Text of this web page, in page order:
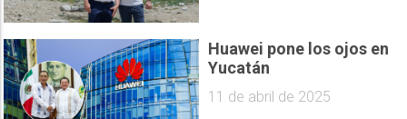
Huawei pone los ojos en
Yucatán
11 de abril de 2025